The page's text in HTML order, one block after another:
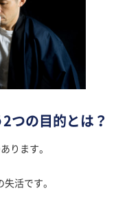
2つの目的とは？
ります。
活です。